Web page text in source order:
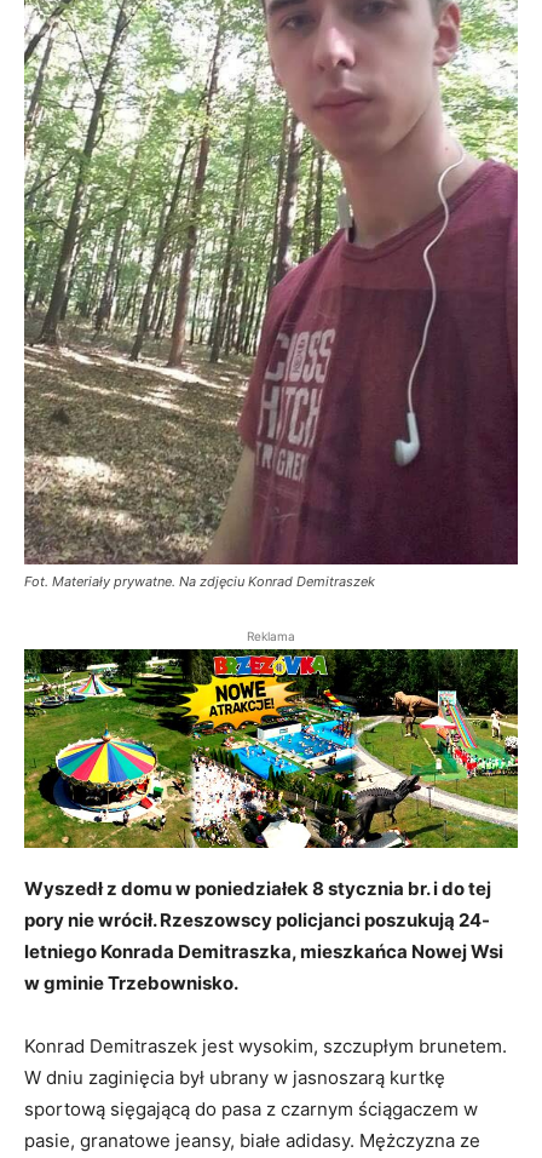
Fot. Materiały prywatne. Na zdjęciu Konrad Demitraszek
Reklama
Wyszedł z domu w poniedziałek 8 stycznia br. i do tej
pory nie wrócił. Rzeszowscy policjanci poszukują 24-
letniego Konrada Demitraszka, mieszkańca Nowej Wsi
w gminie Trzebownisko.
Konrad Demitraszek jest wysokim, szczupłym brunetem.
W dniu zaginięcia był ubrany w jasnoszarą kurtkę
sportową sięgającą do pasa z czarnym ściągaczem w
pasie, granatowe jeansy, białe adidasy. Mężczyzna ze